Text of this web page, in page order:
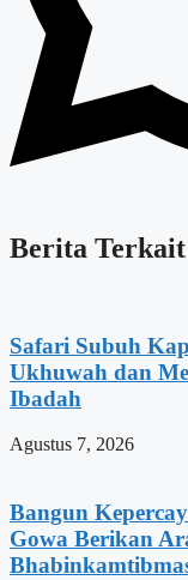
Berita Terkait
Safari Subuh
Ukhuwah dan
Ibadah
Agustus 7, 2026
Bangun
Gowa Berikan